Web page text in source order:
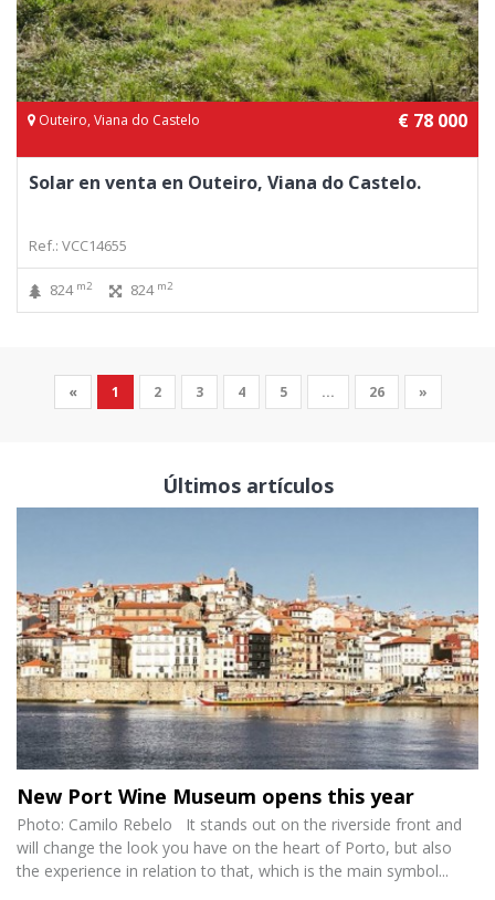
Outeiro, Viana do Castelo € 78 000
Solar en venta en Outeiro, Viana do Castelo.
Ref.: VCC14655
824 m2 824 m2
« 1 2 3 4 5 ... 26 »
Últimos artículos
New Port Wine Museum opens this year
Photo: Camilo Rebelo It stands out on the riverside front and
will change the look you have on the heart of Porto, but also
the experience in relation to that, which is the main symbol...